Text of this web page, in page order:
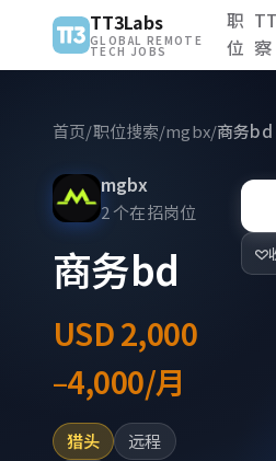
TT3Labs
GLOBAL REMOTE
TECH JOBS
职
位 察
首页/职位搜索/mgbx/商务bd
mgbx
2 个在招岗位
商务bd
USD 2,000
–4,000/月
猎头
远程